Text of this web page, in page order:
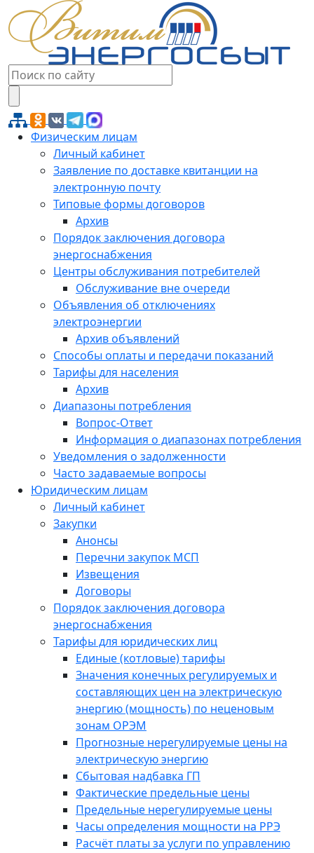
Физическим лицам
Личный кабинет
Заявление по доставке квитанции на
электронную почту
Типовые формы договоров
Архив
Порядок заключения договора
энергоснабжения
Центры обслуживания потребителей
Обслуживание вне очереди
Объявления об отключениях
электроэнергии
Архив объявлений
Способы оплаты и передачи показаний
Тарифы для населения
Архив
Диапазоны потребления
Вопрос-Ответ
Информация о диапазонах потребления
Уведомления о задолженности
Часто задаваемые вопросы
Юридическим лицам
Личный кабинет
Закупки
Анонсы
Перечни закупок МСП
Извещения
Договоры
Порядок заключения договора
энергоснабжения
Тарифы для юридических лиц
Единые (котловые) тарифы
Значения конечных регулируемых и
составляющих цен на электрическую
энергию (мощность) по неценовым
зонам ОРЭМ
Прогнозные нерегулируемые цены на
электрическую энергию
Сбытовая надбавка ГП
Фактические предельные цены
Предельные нерегулируемые цены
Часы определения мощности на РРЭ
Расчёт платы за услуги по управлению